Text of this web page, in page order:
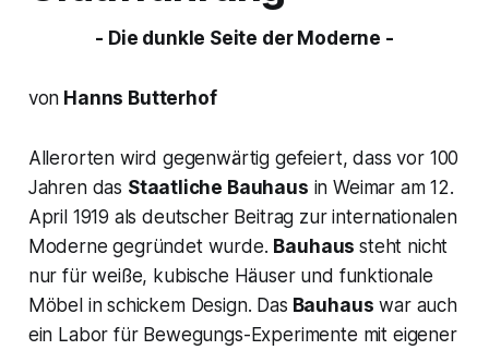
- Die dunkle Seite der Moderne -
von Hanns Butterhof
Allerorten wird gegenwärtig gefeiert, dass vor 100
Jahren das Staatliche Bauhaus in Weimar am 12.
April 1919 als deutscher Beitrag zur internationalen
Moderne gegründet wurde. Bauhaus steht nicht
nur für weiße, kubische Häuser und funktionale
Möbel in schickem Design. Das Bauhaus war auch
ein Labor für Bewegungs-Experimente mit eigener